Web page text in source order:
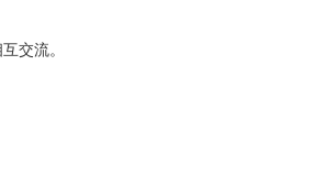
学员！
动，为了
时每位报
，则100